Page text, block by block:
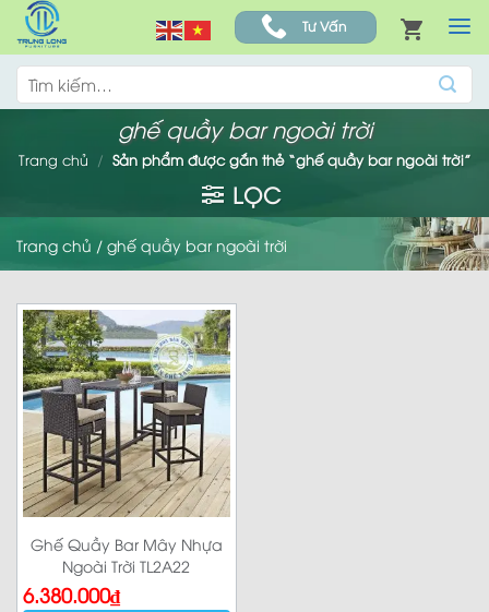
Skip
content
Tư Vấn
Tìm
kiếm:
ghế quầy bar ngoài trời
Trang chủ / Sản phẩm được gắn thẻ “ghế quầy bar ngoài trời”
LỌC
Trang chủ / ghế quầy bar ngoài trời
Ghế Quầy Bar Mây Nhựa
Ngoài Trời TL2A22
6.380.000₫